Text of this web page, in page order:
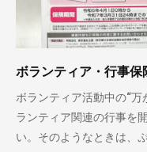
ボランティア・行事
ボランティア活動中の“
ランティア関連の行事を
い。そのようなときは、